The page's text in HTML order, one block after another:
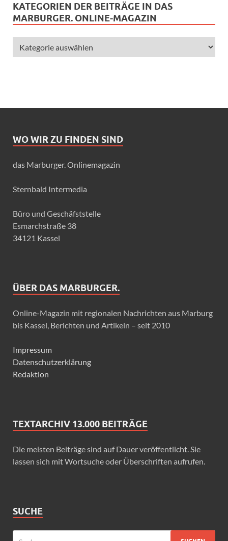
KATEGORIEN DER BEITRÄGE IN DAS
MARBURGER. ONLINE-MAGAZIN
WO WIR ZU FINDEN SIND
das Marburger. Onlinemagazin
Sternbald Intermedia
Büro und Geschäfststelle
Esmarchstraße 38
34121 Kassel
ÜBER DAS MARBURGER.
Online-Magazin mit regionalen Nachrichten aus Marburg
bis Kassel, Berichten und Artikeln – seit 2010
Impressum
Datenschutzerklärung
Redaktion
TEXTARCHIV 13.000 BEITRÄGE
Die meisten Beiträge sind auf Dauer veröffentlicht. Sie
lassen sich mit Wortsuche oder Überschriften aufrufen.
SUCHE